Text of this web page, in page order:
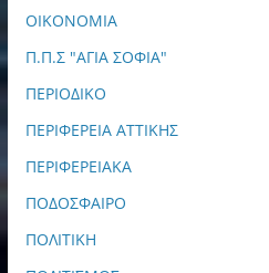
ΟΙΚΟΝΟΜΙΑ
Π.Π.Σ "ΑΓΙΑ ΣΟΦΙΑ"
ΠΕΡΙΟΔΙΚΟ
ΠΕΡΙΦΕΡΕΙΑ ΑΤΤΙΚΗΣ
ΠΕΡΙΦΕΡΕΙΑΚΑ
ΠΟΔΟΣΦΑΙΡΟ
ΠΟΛΙΤΙΚΗ